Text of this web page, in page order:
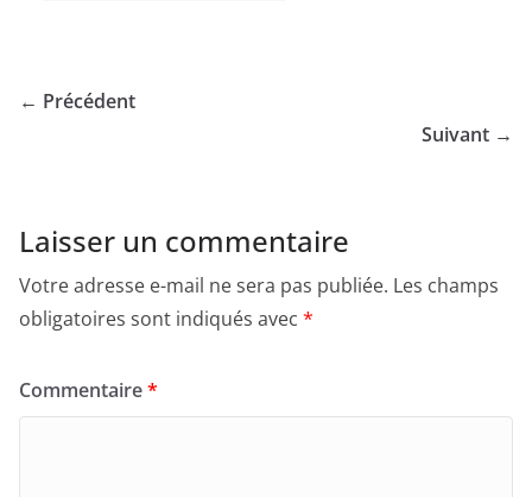
← Précédent
Suivant →
Laisser un commentaire
Votre adresse e-mail ne sera pas publiée. Les champs
obligatoires sont indiqués avec *
Commentaire*